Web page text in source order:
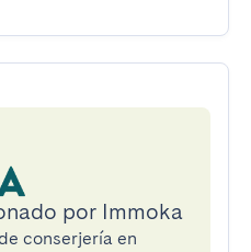
por Immoka
conserjería en